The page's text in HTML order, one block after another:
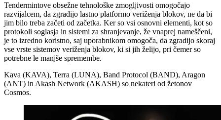
Tendermintove obsežne tehnološke zmogljivosti omogočajo
razvijalcem, da zgradijo lastno platformo veriženja blokov, ne da bi
jim bilo treba začeti od začetka. Ker so vsi osnovni elementi, kot so
protokoli soglasja in sistemi za shranjevanje, že vnaprej nameščeni,
je to izredno koristno, saj uporabnikom omogoča, da zgradijo skoraj
vse vrste sistemov veriženja blokov, ki si jih želijo, pri čemer so
potrebne le manjše spremembe.
Kava (KAVA), Terra (LUNA), Band Protocol (BAND), Aragon
(ANT) in Akash Network (AKASH) so nekateri od žetonov
Cosmos.